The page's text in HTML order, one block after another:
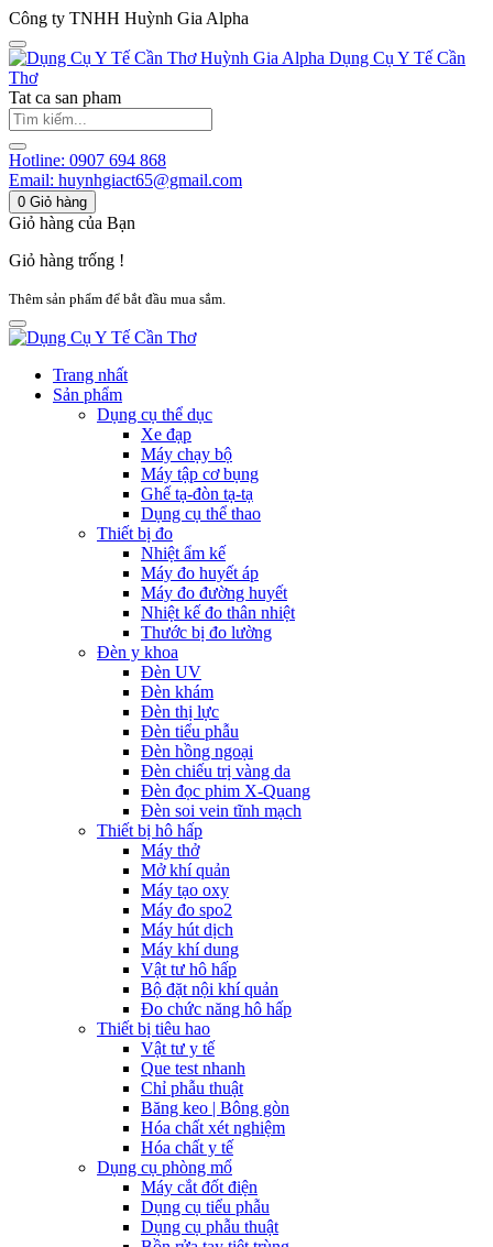
Công ty TNHH Huỳnh Gia Alpha
Huỳnh Gia Alpha Dụng Cụ Y Tế Cần
Thơ
Tat ca san pham
Hotline: 0907 694 868
Email: huynhgiact65@gmail.com
0 Giỏ hàng
Giỏ hàng của Bạn
Giỏ hàng trống !
Thêm sản phẩm để bắt đầu mua sắm.
Trang nhất
Sản phẩm
Dụng cụ thể dục
Xe đạp
Máy chạy bộ
Máy tập cơ bụng
Ghế tạ-đòn tạ-tạ
Dụng cụ thể thao
Thiết bị đo
Nhiệt ẩm kế
Máy đo huyết áp
Máy đo đường huyết
Nhiệt kế đo thân nhiệt
Thước bị đo lường
Đèn y khoa
Đèn UV
Đèn khám
Đèn thị lực
Đèn tiểu phẫu
Đèn hồng ngoại
Đèn chiếu trị vàng da
Đèn đọc phim X-Quang
Đèn soi vein tĩnh mạch
Thiết bị hô hấp
Máy thở
Mở khí quản
Máy tạo oxy
Máy đo spo2
Máy hút dịch
Máy khí dung
Vật tư hô hấp
Bộ đặt nội khí quản
Đo chức năng hô hấp
Thiết bị tiêu hao
Vật tư y tế
Que test nhanh
Chỉ phẫu thuật
Băng keo | Bông gòn
Hóa chất xét nghiệm
Hóa chất y tế
Dụng cụ phòng mổ
Máy cắt đốt điện
Dụng cụ tiểu phẫu
Dụng cụ phẫu thuật